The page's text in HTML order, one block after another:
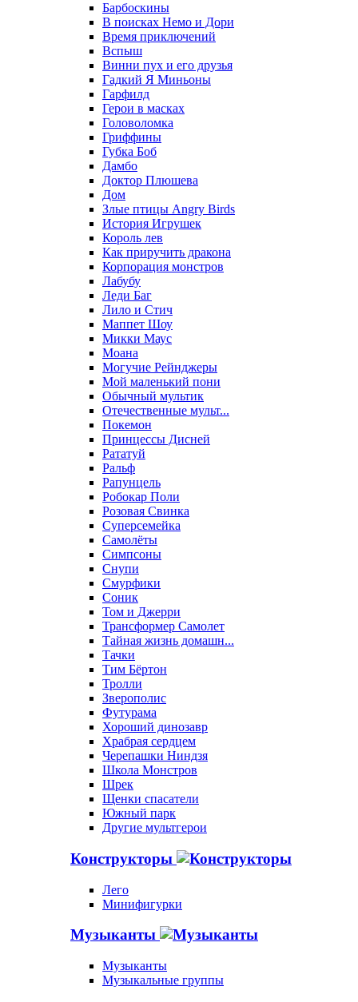
Барбоскины
В поисках Немо и Дори
Время приключений
Вспыш
Винни пух и его друзья
Гадкий Я Миньоны
Гарфилд
Герои в масках
Головоломка
Гриффины
Губка Боб
Дамбо
Доктор Плюшева
Дом
Злые птицы Angry Birds
История Игрушек
Король лев
Как приручить дракона
Корпорация монстров
Лабубу
Леди Баг
Лило и Стич
Маппет Шоу
Микки Маус
Моана
Могучие Рейнджеры
Мой маленький пони
Обычный мультик
Отечественные мульт...
Покемон
Принцессы Дисней
Рататуй
Ральф
Рапунцель
Робокар Поли
Розовая Свинка
Суперсемейка
Самолёты
Симпсоны
Снупи
Смурфики
Соник
Том и Джерри
Трансформер Самолет
Тайная жизнь домашн...
Тачки
Тим Бёртон
Тролли
Зверополис
Футурама
Хороший динозавр
Храбрая сердцем
Черепашки Ниндзя
Школа Монстров
Шрек
Щенки спасатели
Южный парк
Другие мультгерои
Конструкторы
Лего
Минифигурки
Музыканты
Музыканты
Музыкальные группы